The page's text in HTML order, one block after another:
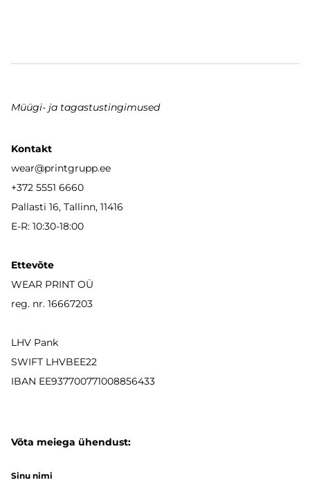
Müügi- ja tagastustingimused
Kontakt
wear@printgrupp.ee
+372 5551 6660
Pallasti 16, Tallinn, 11416
E-R: 10:30-18:00
Ettevõte
WEAR PRINT OÜ
reg. nr. 16667203
LHV Pank
SWIFT LHVBEE22
IBAN EE937700771008856433
Võta meiega ühendust:
Sinu nimi